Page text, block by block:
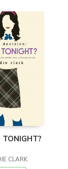
TONIGHT?
CLARK